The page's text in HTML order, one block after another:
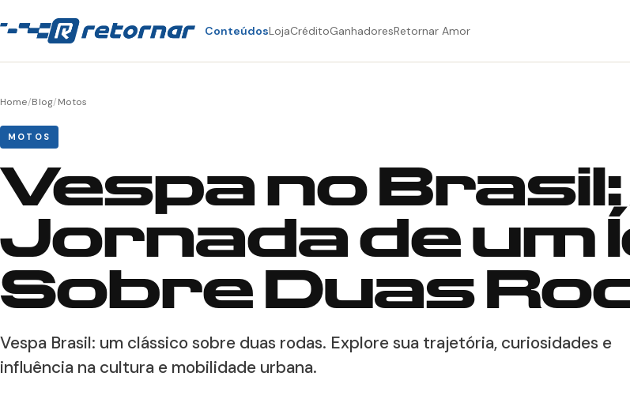
ConteúdosLojaCréditoGanhadoresRetornar Amor
Home/Blog/Motos
MOTOS
Vespa no
Jornada de um
Sobre Duas
Vespa Brasil: um clássico sobre duas rodas. Explore sua trajetória, curiosidades e
influência na cultura e mobilidade urbana.